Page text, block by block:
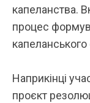
капеланства.
процес
Наприкінці
проєкт